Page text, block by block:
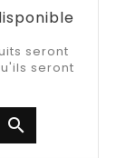
seront
seront
